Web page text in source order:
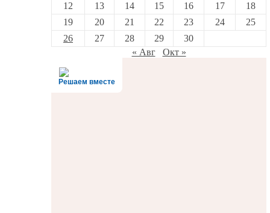
12
13 14 15 16 17
18
19
20 21 22 23 24
25
26
27 28 29
30
« Авг
Окт »
Решаем вместе